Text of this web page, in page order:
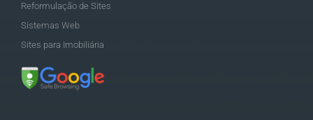
Reformulação de Sites
Sistemas Web
Sites para Imobiliária